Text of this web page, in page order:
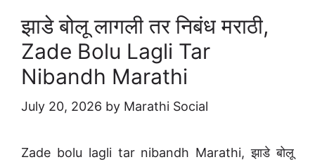
झाडे बोलू लागली तर निबंध मराठी,
Zade Bolu Lagli Tar
Nibandh Marathi
July 20, 2026 by Marathi Social
Zade bolu lagli tar nibandh Marathi, झाडे बोलू